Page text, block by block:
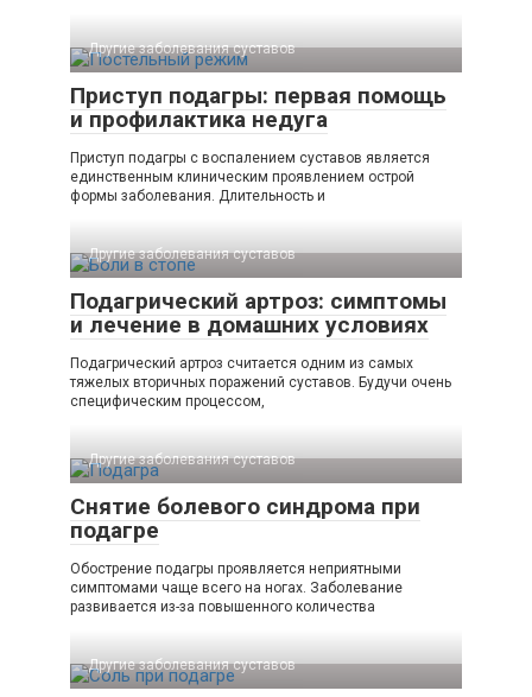
Другие заболевания суставов
Приступ подагры: первая помощь
и профилактика недуга
Приступ подагры с воспалением суставов является
единственным клиническим проявлением острой
формы заболевания. Длительность и
Другие заболевания суставов
Подагрический артроз: симптомы
и лечение в домашних условиях
Подагрический артроз считается одним из самых
тяжелых вторичных поражений суставов. Будучи очень
специфическим процессом,
Другие заболевания суставов
Снятие болевого синдрома при
подагре
Обострение подагры проявляется неприятными
симптомами чаще всего на ногах. Заболевание
развивается из-за повышенного количества
Другие заболевания суставов